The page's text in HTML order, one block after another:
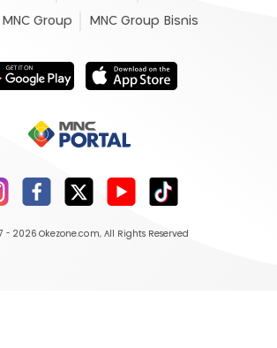
Group MNC Group Bisnis
- 2026 Okezone.com, All Rights Reserved